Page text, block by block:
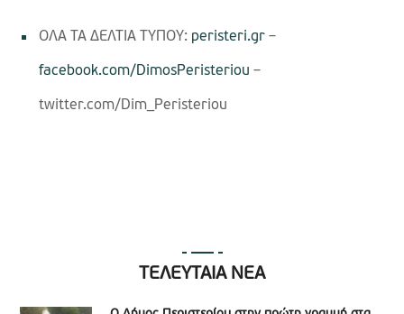
ΟΛΑ ΤΑ ΔΕΛΤΙΑ ΤΥΠΟΥ: peristeri.gr –
facebook.com/DimosPeristeriou –
twitter.com/Dim_Peristeriou
ΤΕΛΕΥΤΑΙΑ ΝΕΑ